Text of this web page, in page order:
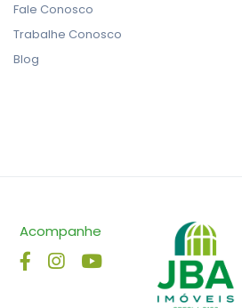
Fale Conosco
Trabalhe Conosco
Blog
Acompanhe